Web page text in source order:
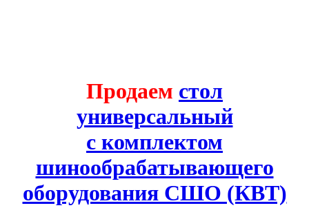
Продаем стол
универсальный
с комплектом
шинообрабатывающего
оборудования СШО (КВТ)